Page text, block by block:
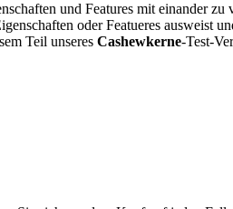
und Features mit einander zu
oder Featueres ausweist
Teil unseres Cashewkerne-Test-